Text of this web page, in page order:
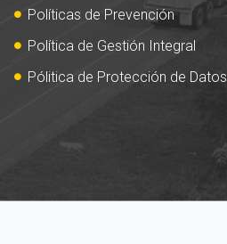
Políticas de Prevención
Política de Gestión Integral
Pólitica de Protección de Datos